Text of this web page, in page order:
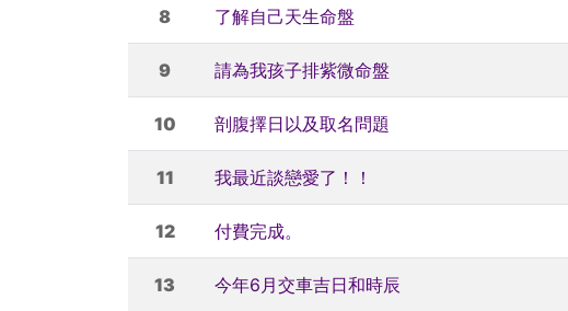
8 了解自己天生命盤
9 請為我孩子排紫微命盤
10 剖腹擇日以及取名問題
11 我最近談戀愛了！！
12 付費完成。
13 今年6月交車吉日和時辰